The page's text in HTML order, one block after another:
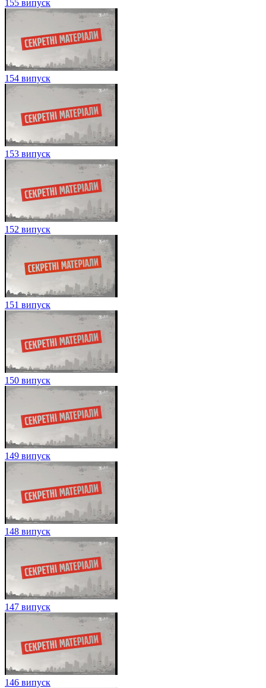
155 випуск
154 випуск
153 випуск
152 випуск
151 випуск
150 випуск
149 випуск
148 випуск
147 випуск
146 випуск